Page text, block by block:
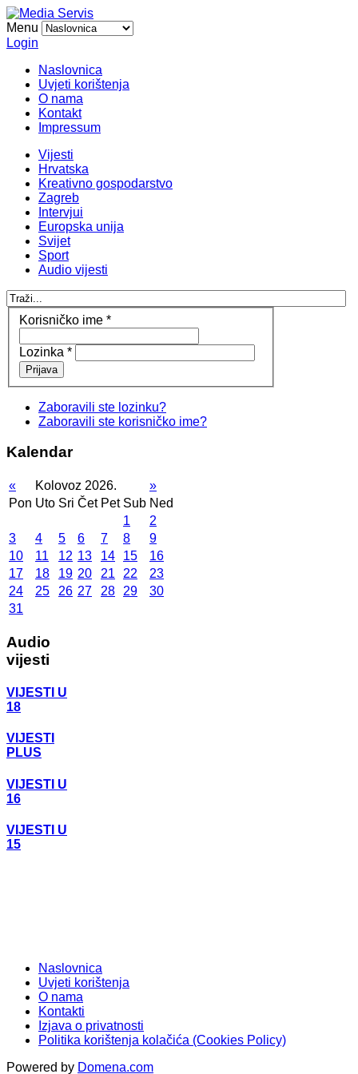
Menu
Login
Naslovnica
Uvjeti korištenja
O nama
Kontakt
Impressum
Vijesti
Hrvatska
Kreativno gospodarstvo
Zagreb
Intervjui
Europska unija
Svijet
Sport
Audio vijesti
Korisničko ime *
Lozinka *
Prijava
Zaboravili ste lozinku?
Zaboravili ste korisničko ime?
Kalendar
« Kolovoz 2026.
»
Pon Uto Sri Čet Pet Sub Ned
1
2
3
4 5 6 7 8
9
10
11 12 13 14 15
16
17
18 19 20 21 22
23
24
25 26 27 28 29
30
31
Audio
vijesti
VIJESTI U
18
VIJESTI
PLUS
VIJESTI U
16
VIJESTI U
15
Naslovnica
Uvjeti korištenja
O nama
Kontakti
Izjava o privatnosti
Politika korištenja kolačića (Cookies Policy)
Powered by Domena.com